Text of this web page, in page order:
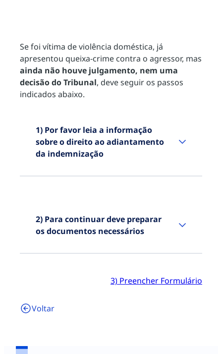
Se foi vítima de violência doméstica, já
apresentou queixa-crime contra o agressor, mas
ainda não houve julgamento, nem uma
decisão do Tribunal, deve seguir os passos
indicados abaixo.
1) Por favor leia a informação
sobre o direito ao adiantamento
da indemnização
2) Para continuar deve preparar
os documentos necessários
indemnização como vítima do
constantes na lista abaixo.
3) Preencher Formulário
Voltar